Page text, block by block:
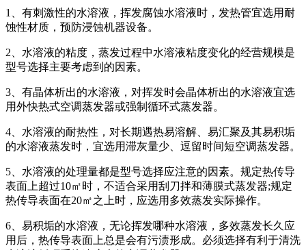
1、有刺激性的水溶液，挥发腐蚀水溶液时，发热管宜选用耐
蚀性材质，预防浸蚀机器设备。
2、水溶液的粘度，蒸发过程中水溶液粘度变化的经营规模是
型号选择主要考虑到的因素。
3、有晶体析出的水溶液，对挥发时会晶体析出的水溶液宜选
用外快热式空调蒸发器或强制循环式蒸发器。
4、水溶液的耐热性，对长期遇热易溶解、易汇聚及其易积垢
的水溶液蒸发时，宜选用滞灰量少、逗留时间短空调蒸发器。
5、水溶液的处理量都是型号选择应注意的因素。规定热传导
表面上超过10㎡时，不适合采用刮刀拌和薄膜式蒸发器;规定
热传导表面在20㎡之上时，应选用多效蒸发实际操作。
6、易积垢的水溶液，无论挥发哪种水溶液，多效蒸发长久应
用后，热传导表面上总是会有污渍形成。必须选择有利于清洗